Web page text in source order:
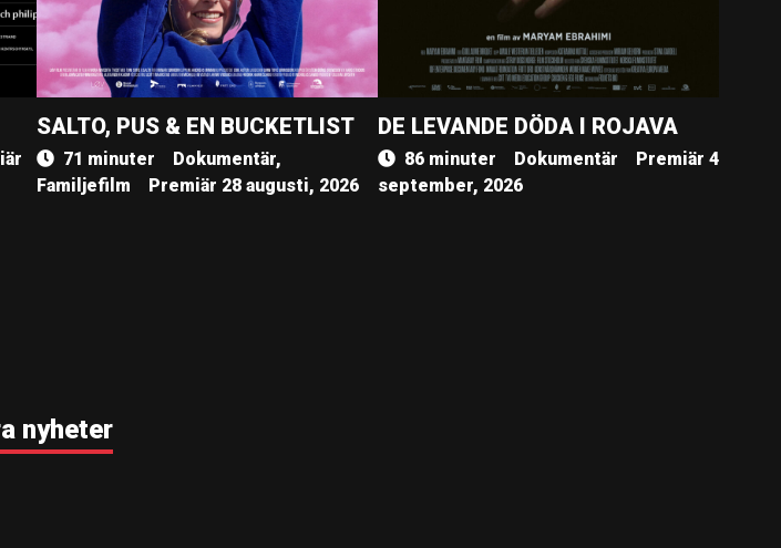
SALTO, PUS & EN BUCKETLIST
71 minuter
Dokumentär,
Familjefilm
Premiär 28 augusti, 2026
DE LEVANDE DÖDA I ROJAVA
86 minuter Dokumentär
Premiär 4
september, 2026
nyheter